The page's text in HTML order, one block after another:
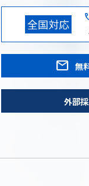
全国対応
mail 無
外部